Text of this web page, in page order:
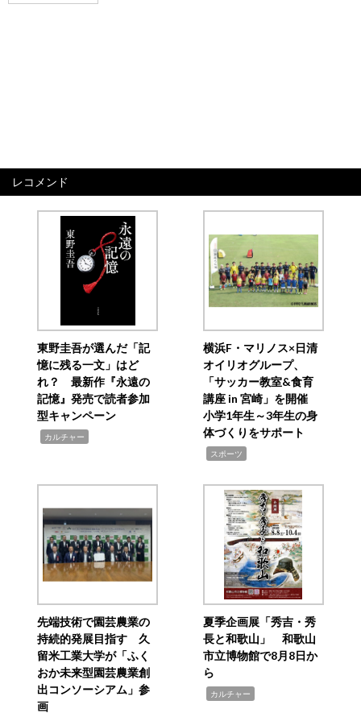
レコメンド
東野圭吾が選んだ「記
憶に残る一文」はど
れ？ 最新作『永遠の
記憶』発売で読者参加
型キャンペーン
カルチャー
横浜F・マリノス×日清
オイリオグループ、
「サッカー教室&食育
講座 in 宮崎」を開催
小学1年生～3年生の身
体づくりをサポート
スポーツ
先端技術で園芸農業の
持続的発展目指す 久
留米工業大学が「ふく
おか未来型園芸農業創
出コンソーシアム」参
画
夏季企画展「秀吉・秀
長と和歌山」 和歌山
市立博物館で8月8日か
ら
カルチャー